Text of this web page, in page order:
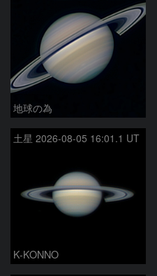
地球の為
土星 2026-08-05 16:01.1 UT
K-KONNO